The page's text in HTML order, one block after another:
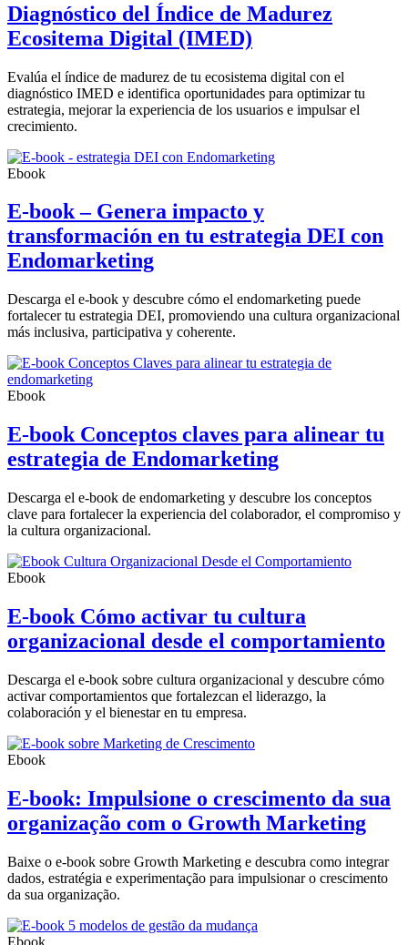
Diagnóstico del Índice de Madurez
Ecositema Digital (IMED)
Evalúa el índice de madurez de tu ecosistema digital con el
diagnóstico IMED e identifica oportunidades para optimizar tu
estrategia, mejorar la experiencia de los usuarios e impulsar el
crecimiento.
Ebook
E-book – Genera impacto y
transformación en tu estrategia DEI con
Endomarketing
Descarga el e-book y descubre cómo el endomarketing puede
fortalecer tu estrategia DEI, promoviendo una cultura organizacional
más inclusiva, participativa y coherente.
Ebook
E-book Conceptos claves para alinear tu
estrategia de Endomarketing
Descarga el e-book de endomarketing y descubre los conceptos
clave para fortalecer la experiencia del colaborador, el compromiso y
la cultura organizacional.
Ebook
E-book Cómo activar tu cultura
organizacional desde el comportamiento
Descarga el e-book sobre cultura organizacional y descubre cómo
activar comportamientos que fortalezcan el liderazgo, la
colaboración y el bienestar en tu empresa.
Ebook
E-book: Impulsione o crescimento da sua
organização com o Growth Marketing
Baixe o e-book sobre Growth Marketing e descubra como integrar
dados, estratégia e experimentação para impulsionar o crescimento
da sua organização.
Ebook